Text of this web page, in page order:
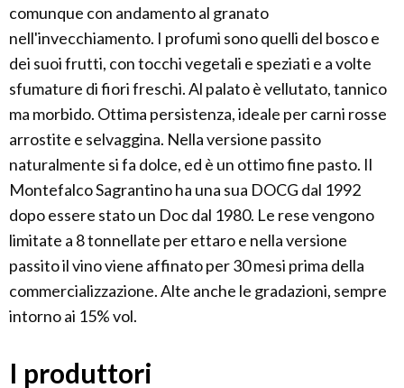
comunque con andamento al granato
nell'invecchiamento. I profumi sono quelli del bosco e
dei suoi frutti, con tocchi vegetali e speziati e a volte
sfumature di fiori freschi. Al palato è vellutato, tannico
ma morbido. Ottima persistenza, ideale per carni rosse
arrostite e selvaggina. Nella versione passito
naturalmente si fa dolce, ed è un ottimo fine pasto. Il
Montefalco Sagrantino ha una sua DOCG dal 1992
dopo essere stato un Doc dal 1980. Le rese vengono
limitate a 8 tonnellate per ettaro e nella versione
passito il vino viene affinato per 30 mesi prima della
commercializzazione. Alte anche le gradazioni, sempre
intorno ai 15% vol.
I produttori